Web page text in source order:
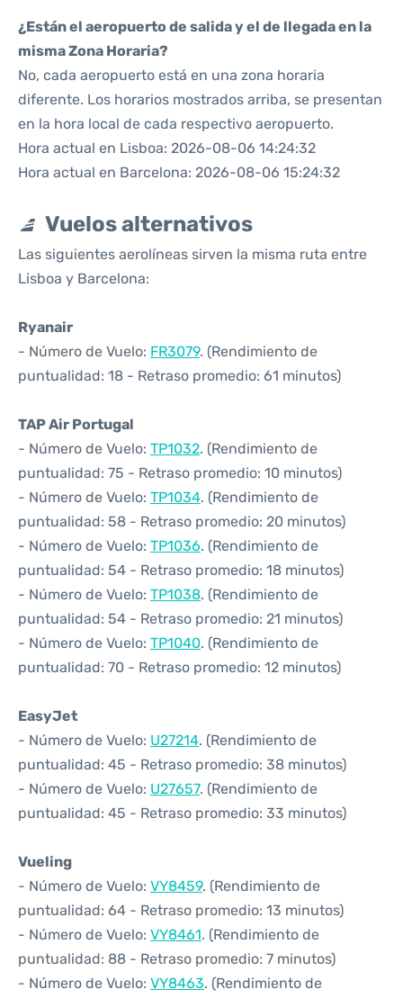
¿Están el aeropuerto de salida y el de llegada en la
misma Zona Horaria?
No, cada aeropuerto está en una zona horaria
diferente. Los horarios mostrados arriba, se presentan
en la hora local de cada respectivo aeropuerto.
Hora actual en Lisboa: 2026-08-06 14:24:32
Hora actual en Barcelona: 2026-08-06 15:24:32
Vuelos alternativos
Las siguientes aerolíneas sirven la misma ruta entre
Lisboa y Barcelona:
Ryanair
- Número de Vuelo: FR3079. (Rendimiento de
puntualidad: 18 - Retraso promedio: 61 minutos)
TAP Air Portugal
- Número de Vuelo: TP1032. (Rendimiento de
puntualidad: 75 - Retraso promedio: 10 minutos)
- Número de Vuelo: TP1034. (Rendimiento de
puntualidad: 58 - Retraso promedio: 20 minutos)
- Número de Vuelo: TP1036. (Rendimiento de
puntualidad: 54 - Retraso promedio: 18 minutos)
- Número de Vuelo: TP1038. (Rendimiento de
puntualidad: 54 - Retraso promedio: 21 minutos)
- Número de Vuelo: TP1040. (Rendimiento de
puntualidad: 70 - Retraso promedio: 12 minutos)
EasyJet
- Número de Vuelo: U27214. (Rendimiento de
puntualidad: 45 - Retraso promedio: 38 minutos)
- Número de Vuelo: U27657. (Rendimiento de
puntualidad: 45 - Retraso promedio: 33 minutos)
Vueling
- Número de Vuelo: VY8459. (Rendimiento de
puntualidad: 64 - Retraso promedio: 13 minutos)
- Número de Vuelo: VY8461. (Rendimiento de
puntualidad: 88 - Retraso promedio: 7 minutos)
- Número de Vuelo: VY8463. (Rendimiento de